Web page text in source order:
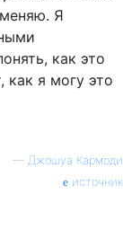
Я
как это
как я могу это
— Джошуа Кармоди
источник